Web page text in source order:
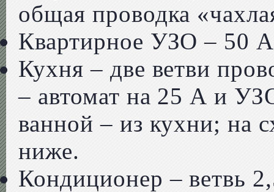
общая проводка
Квартирное УЗО – 50
Кухня – две ветви
– автомат на 25 А и
ванной – из кухни; на
ниже.
Кондиционер – ветвь